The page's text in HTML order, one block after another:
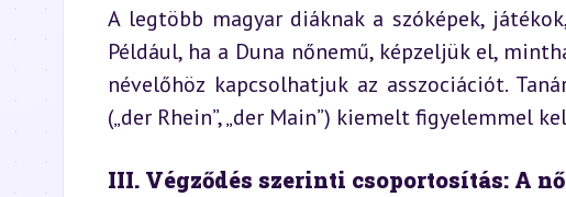
A legtöbb magyar diáknak a szóképek,
Például, ha a Duna nőnemű, képzeljük el,
névelőhöz kapcsolhatjuk az asszociációt.
(„der Rhein”, „der Main”) kiemelt figyelemmel
III. Végződés szerinti csoportosítás: A